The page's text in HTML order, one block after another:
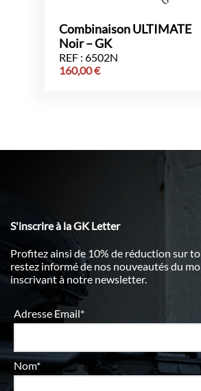
Combinaison ULTIMATE
Noir – GK
REF : 6502N
160,00€
S'inscrire à la GK Letter
Profitez ainsi de 10% de réduction sur
restez informé de nos nouveautés du
inscrivant à notre newsletter.
Adresse Email*
Nom*